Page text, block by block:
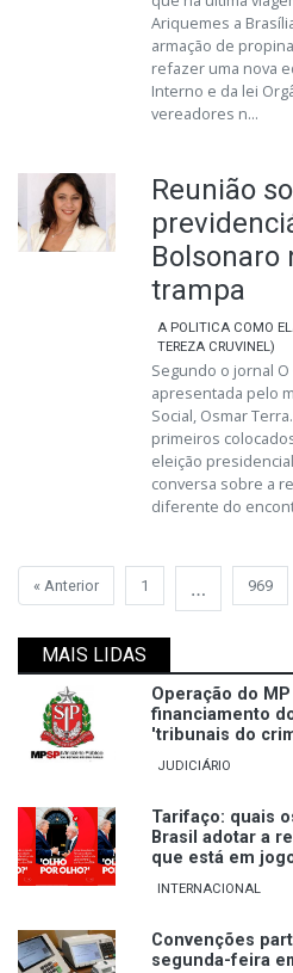
Ariquemes a
armação de
refazer uma nova
Interno e da lei
vereadores n...
Reunião
Bolsonaro
trampa
A POLITICA COMO
TEREZA CRUVINEL)
Segundo o jornal
apresentada pelo
Social, Osmar
primeiros
eleição
conversa sobre a
diferente do
« Anterior 1 … 969
MAIS LIDAS
Operação do
financiamento
'tribunais do
JUDICIÁRIO
Tarifaço: quais
Brasil adotar a
que está em
INTERNACIONAL
Convenções
segunda-feira